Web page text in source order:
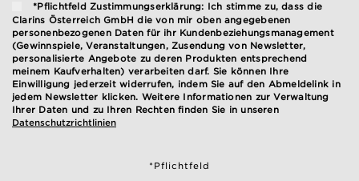
*Pflichtfeld Zustimmungserklärung: Ich stimme zu, dass die
Clarins Österreich GmbH die von mir oben angegebenen
personenbezogenen Daten für ihr Kundenbeziehungsmanagement
(Gewinnspiele, Veranstaltungen, Zusendung von Newsletter,
personalisierte Angebote zu deren Produkten entsprechend
meinem Kaufverhalten) verarbeiten darf. Sie können Ihre
Einwilligung jederzeit widerrufen, indem Sie auf den Abmeldelink in
jedem Newsletter klicken. Weitere Informationen zur Verwaltung
Ihrer Daten und zu Ihren Rechten finden Sie in unseren
Datenschutzrichtlinien
*Pflichtfeld